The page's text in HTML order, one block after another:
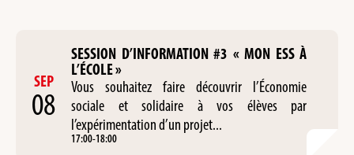
SEP
08
SESSION D’INFORMATION #3 « MON ESS À
L’ÉCOLE »
Vous souhaitez faire découvrir l’Économie
sociale et solidaire à vos élèves par
l’expérimentation d’un projet...
17:00-18:00